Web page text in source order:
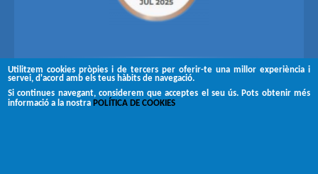
Utilitzem cookies pròpies i de tercers per oferir-te una millor experiència i
servei, d'acord amb els teus hàbits de navegació.
Si continues navegant, considerem que acceptes el seu ús. Pots obtenir més
informació a la nostra POLÍTICA DE COOKIES
Segueix-nos a